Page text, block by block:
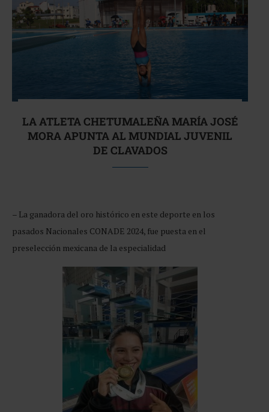
LA ATLETA CHETUMALEÑA MARÍA JOSÉ
MORA APUNTA AL MUNDIAL JUVENIL
DE CLAVADOS
– La ganadora del oro histórico en este deporte en los
pasados Nacionales CONADE 2024, fue puesta en el
preselección mexicana de la especialidad